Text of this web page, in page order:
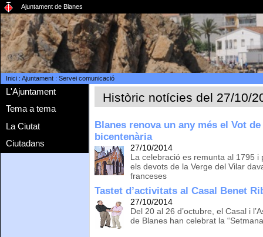
Ajuntament de Blanes
Inici: Ajuntament: Servei comunicació
L'Ajuntament
Tema a tema
La Ciutat
Ciutadans
Històric notícies del 27/10/
Blanes renova un any més el Vot
bicentenària
27/10/2014
La celebració es remunta al 1795
els devots de la Verge del Vilar
franceses
Tastet d’activitats al Casal Benet
27/10/2014
Del 20 al 26 d’octubre, el Casal i
de Blanes han celebrat la